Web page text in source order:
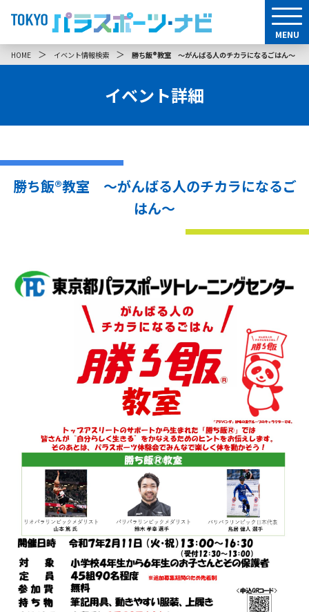
MENU
HOME ＞ イベント情報検索 ＞ 勝ち飯®教室 ～がんばる人のチカラになるごはん～
イベント詳細
勝ち飯®教室 ～がんばる人のチカラになるご
はん～